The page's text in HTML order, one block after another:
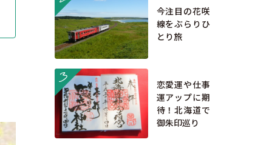
Languages
今注目の花咲
線をぶらりひ
とり旅
恋愛運や仕事
運アップに期
待！北海道で
御朱印巡り
more